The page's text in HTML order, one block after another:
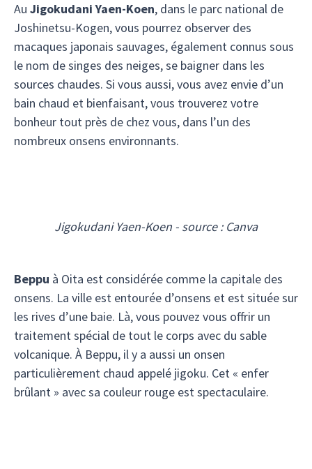
Au Jigokudani Yaen-Koen, dans le parc national de
Joshinetsu-Kogen, vous pourrez observer des
macaques japonais sauvages, également connus sous
le nom de singes des neiges, se baigner dans les
sources chaudes. Si vous aussi, vous avez envie d’un
bain chaud et bienfaisant, vous trouverez votre
bonheur tout près de chez vous, dans l’un des
nombreux onsens environnants.
Jigokudani Yaen-Koen - source : Canva
Beppu à Oita est considérée comme la capitale des
onsens. La ville est entourée d’onsens et est située sur
les rives d’une baie. Là, vous pouvez vous offrir un
traitement spécial de tout le corps avec du sable
volcanique. À Beppu, il y a aussi un onsen
particulièrement chaud appelé jigoku. Cet « enfer
brûlant » avec sa couleur rouge est spectaculaire.